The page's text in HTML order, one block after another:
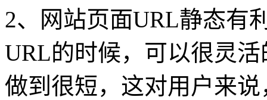
2、网站页面URL静态有
URL的时候，可以很灵
做到很短，这对用户来